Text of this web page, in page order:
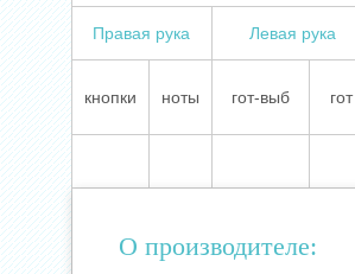
Правая рука Левая рука
кнопки ноты гот-выб гот
О производителе: